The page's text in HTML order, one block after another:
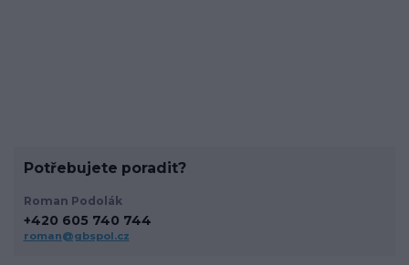
Potřebujete poradit?
Roman Podolák
+420 605 740 744
roman@gbspol.cz